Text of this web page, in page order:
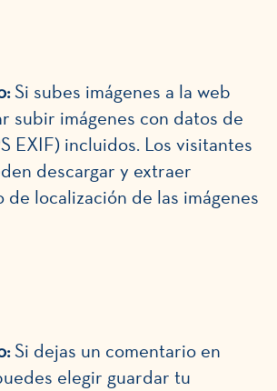
Si subes imágenes a la web
subir imágenes con datos de
EXIF) incluidos. Los visitantes
descargar y extraer
localización de las imágenes
Si dejas un comentario en
elegir guardar tu